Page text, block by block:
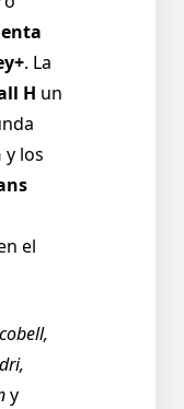
. La
H un
y los
el
y